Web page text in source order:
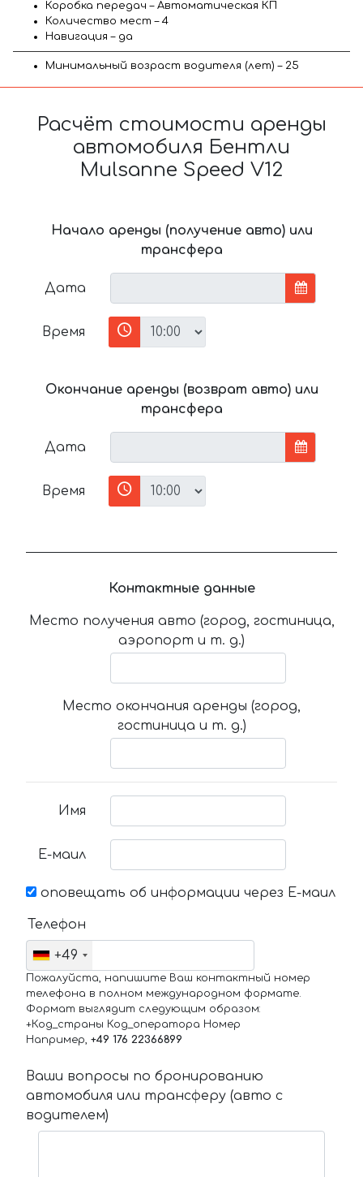
Коробка передач – Автоматическая КП
Количество мест – 4
Навигация – да
Минимальный возраст водителя (лет) – 25
Расчёт стоимости аренды
автомобиля Бентли
Mulsanne Speed V12
Начало аренды (получение авто) или
трансфера
Дата
Время
Окончание аренды (возврат авто) или
трансфера
Дата
Время
Контактные данные
Место получения авто (город, гостиница,
аэропорт и т. д.)
Место окончания аренды (город,
гостиница и т. д.)
Имя
Е-маил
оповещать об информации через Е-маил
Телефон
+49
Пожалуйста, напишите Ваш контактный номер
телефона в полном международном формате.
Формат выглядит следующим образом:
+Код_страны Код_оператора Номер
Например, +49 176 22366899
Ваши вопросы по бронированию
автомобиля или трансферу (авто с
водителем)